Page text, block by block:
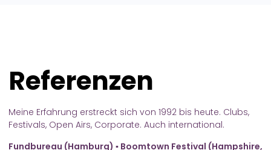
Referenzen
Meine Erfahrung erstreckt sich von 1992 bis heute. Clubs,
Festivals, Open Airs, Corporate. Auch international.
Fundbureau (Hamburg) ▪ Boomtown Festival (Hampshire,